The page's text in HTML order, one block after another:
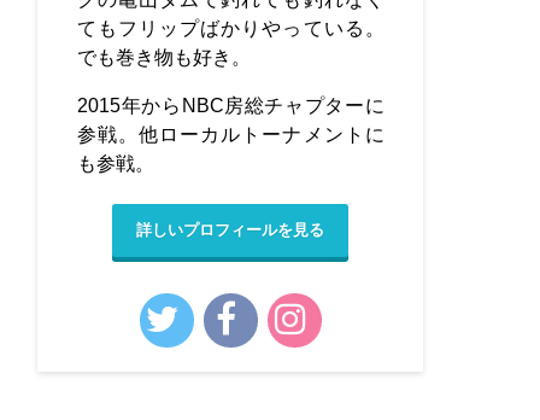
てもフリップばかりやっている。
でも巻き物も好き。
2015年からNBC房総チャプターに
参戦。他ローカルトーナメントに
も参戦。
詳しいプロフィールを見る